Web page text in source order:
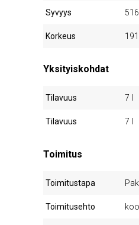
Syvyys
Korkeus
Yksityiskohdat
Tilavuus 7 l
Tilavuus 7 l
Toimitus
Toimitustapa
Toimitusehto